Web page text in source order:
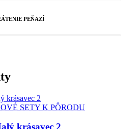
PEŇAZÍ
SETY K PÔRODU